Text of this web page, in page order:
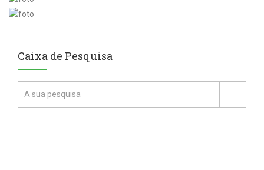
Caixa de Pesquisa